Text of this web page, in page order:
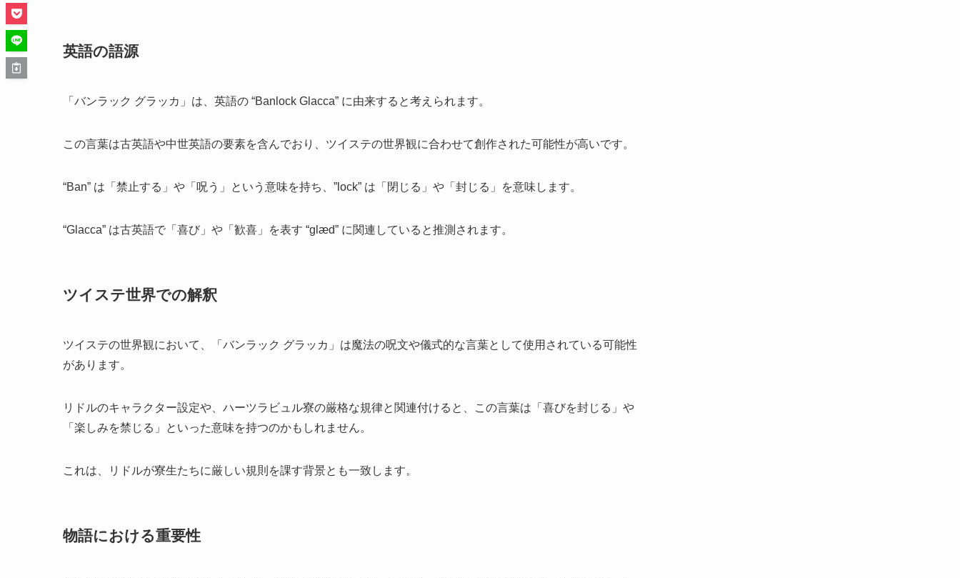
英語の語源
「バンラック グラッカ」は、英語の “Banlock Glacca” に由来すると考えられます。
この言葉は古英語や中世英語の要素を含んでおり、ツイステの世界観に合わせて創作された可能性が高いです。
“Ban” は「禁止する」や「呪う」という意味を持ち、”lock” は「閉じる」や「封じる」を意味します。
“Glacca” は古英語で「喜び」や「歓喜」を表す “glæd” に関連していると推測されます。
ツイステ世界での解釈
ツイステの世界観において、「バンラック グラッカ」は魔法の呪文や儀式的な言葉として使用されている可能性
があります。
リドルのキャラクター設定や、ハーツラビュル寮の厳格な規律と関連付けると、この言葉は「喜びを封じる」や
「楽しみを禁じる」といった意味を持つのかもしれません。
これは、リドルが寮生たちに厳しい規則を課す背景とも一致します。
物語における重要性